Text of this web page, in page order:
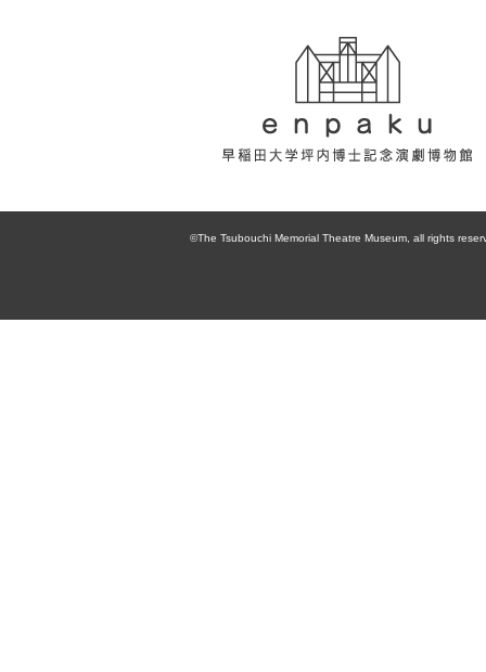
大学坪内博士記
念演劇博物館
©The Tsubouchi Memorial Theatre Museum, all rights